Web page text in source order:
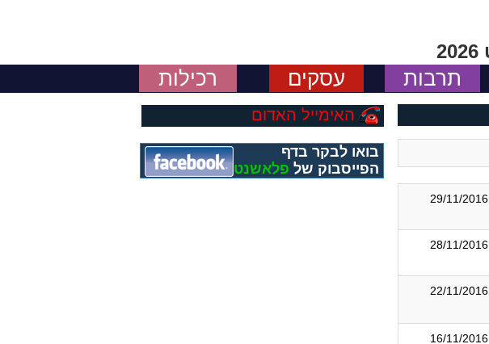
תרבות עסקים רכילות
29/11/2016
28/11/2016
22/11/2016
16/11/2016
האימייל האדום
בואו לבקר בדף
הפייסבוק של פלאשנט